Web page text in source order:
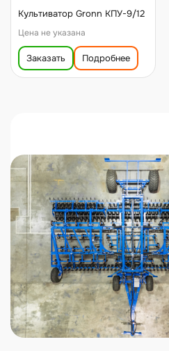
Культиватор Gronn КПУ-9/12
Цена не указана
Заказать Подробнее